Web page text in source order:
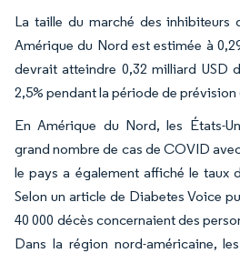
La taille du marché des inhibiteurs
Amérique du Nord est estimée à
devrait atteindre 0,32 milliard USD
2,5% pendant la période de prévision
En Amérique du Nord, les États-
grand nombre de cas de COVID
le pays a également affiché le taux
Selon un article de Diabetes Voice
40 000 décès concernaient des
Dans la région nord-américaine,